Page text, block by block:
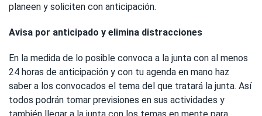
planeen y soliciten con anticipación.
Avisa por anticipado y elimina distracciones
En la medida de lo posible convoca a la junta con al menos
24 horas de anticipación y con tu agenda en mano haz
saber a los convocados el tema del que tratará la junta. Así
todos podrán tomar previsiones en sus actividades y